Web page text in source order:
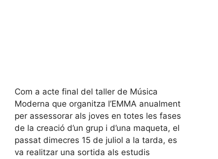
Com a acte final del taller de Música
Moderna que organitza l’EMMA anualment
per assessorar als joves en totes les fases
de la creació d’un grup i d’una maqueta, el
passat dimecres 15 de juliol a la tarda, es
va realitzar una sortida als estudis